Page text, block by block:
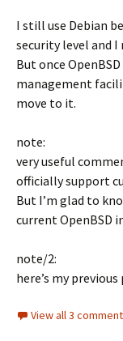
I still use Debian
security level and I
But once
management
move to it.
note:
very useful
officially support
But I’m glad to
current OpenBSD
note/2:
here’s my
View all 3